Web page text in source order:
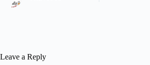
Leave a Reply